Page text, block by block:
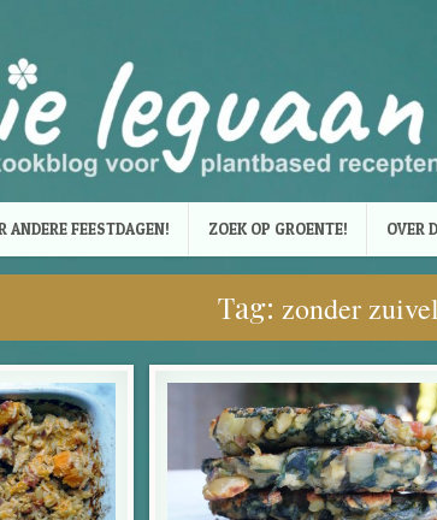
ANDERE FEESTDAGEN! ZOEK OP GROENTE! OVER
Tag: zonder zuivel